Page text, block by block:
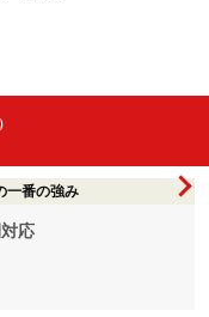
一番の強み
応